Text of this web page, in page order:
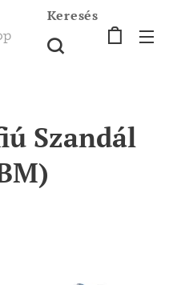
Keresés
Szandál